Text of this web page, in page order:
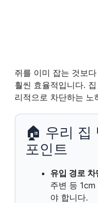
쥐를 이미 잡는 것보다
훨씬 효율적입니다. 집
리적으로 차단하는 노
🏠 우리 집
포인트
유입 경로 차
주변 등
야 합니다.